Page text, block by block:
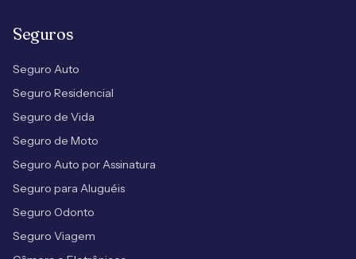
Seguros
Seguro Auto
Seguro Residencial
Seguro de Vida
Seguro de Moto
Seguro Auto por Assinatura
Seguro para Aluguéis
Seguro Odonto
Seguro Viagem